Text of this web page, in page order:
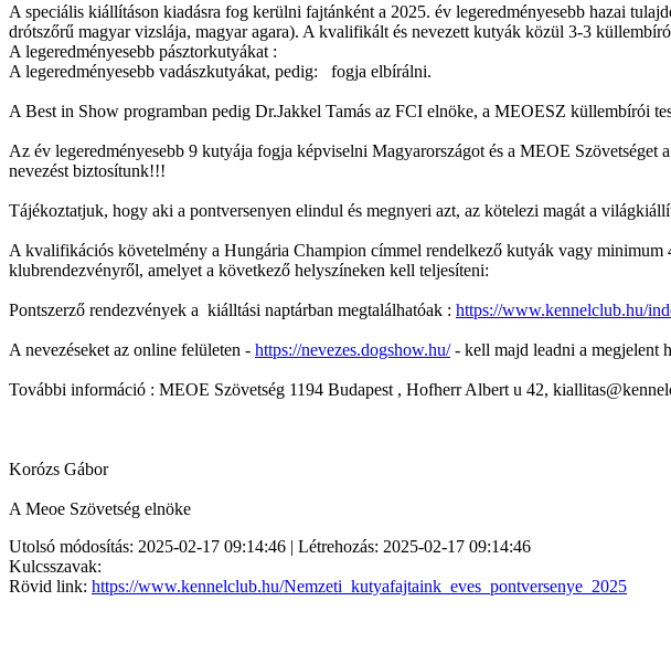
A speciális kiállításon kiadásra fog kerülni fajtánként a 2025. év legeredményesebb hazai
drótszőrű magyar vizslája, magyar agara). A kvalifikált és nevezett kutyák közül 3-3
A legeredményesebb pásztorkutyákat :
A legeredményesebb vadászkutyákat, pedig: fogja elbírálni.
A Best in Show programban pedig Dr.Jakkel Tamás az FCI elnöke, a MEOESZ küllembírói
Az év legeredményesebb 9 kutyája fogja képviselni Magyarországot és a MEOE
nevezést biztosítunk!!!
Tájékoztatjuk, hogy aki a pontversenyen elindul és megnyeri azt, az kötelezi magát a
A kvalifikációs követelmény a Hungária Champion címmel rendelkező kutyák vagy
klubrendezvényről, amelyet a következő helyszíneken kell teljesíteni:
Pontszerző rendezvények a kiálltási naptárban megtalálhatóak : https://www.kennelclub.hu/
A nevezéseket az online felületen - https://nevezes.dogshow.hu/- kell majd leadni a megjelent
További információ : MEOE Szövetség 1194 Budapest , Hofherr Albert u 42,
Korózs Gábor
A Meoe Szövetség elnöke
Utolsó módosítás: 2025-02-17 09:14:46 | Létrehozás: 2025-02-17 09:14:46
Kulcsszavak:
Rövid link: https://www.kennelclub.hu/Nemzeti_kutyafajtaink_eves_pontversenye_2025